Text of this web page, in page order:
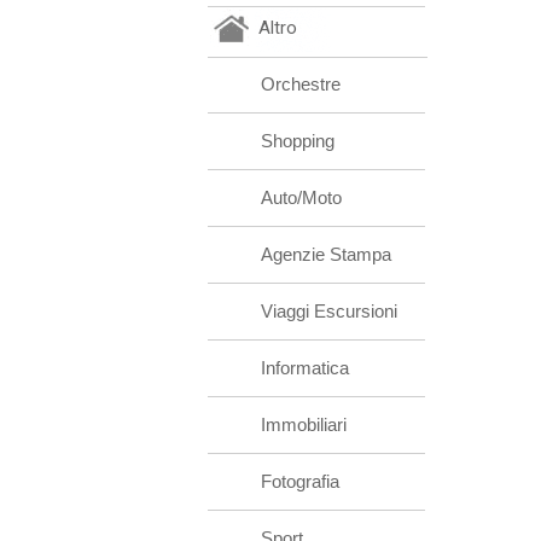
Altro
Orchestre
Shopping
Auto/Moto
Agenzie Stampa
Viaggi Escursioni
Informatica
Immobiliari
Fotografia